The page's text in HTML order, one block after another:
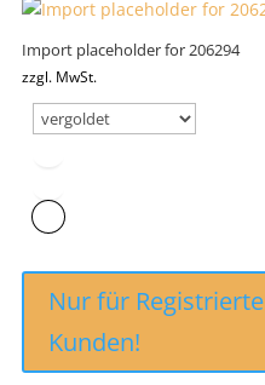
Import placeholder for 206294
zzgl. MwSt.
Nur für Registrierte
Kunden!